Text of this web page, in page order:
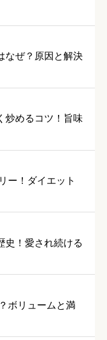
なぜ？原因と解決
炒めるコツ！旨味
ー！ダイエット
史！愛され続ける
ボリュームと満